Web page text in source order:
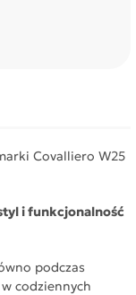
Covalliero W25
i funkcjonalność
podczas
codziennych